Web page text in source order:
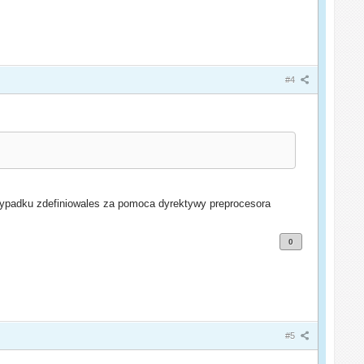
#4
zdefiniowales za pomoca dyrektywy preprocesora
0
#5